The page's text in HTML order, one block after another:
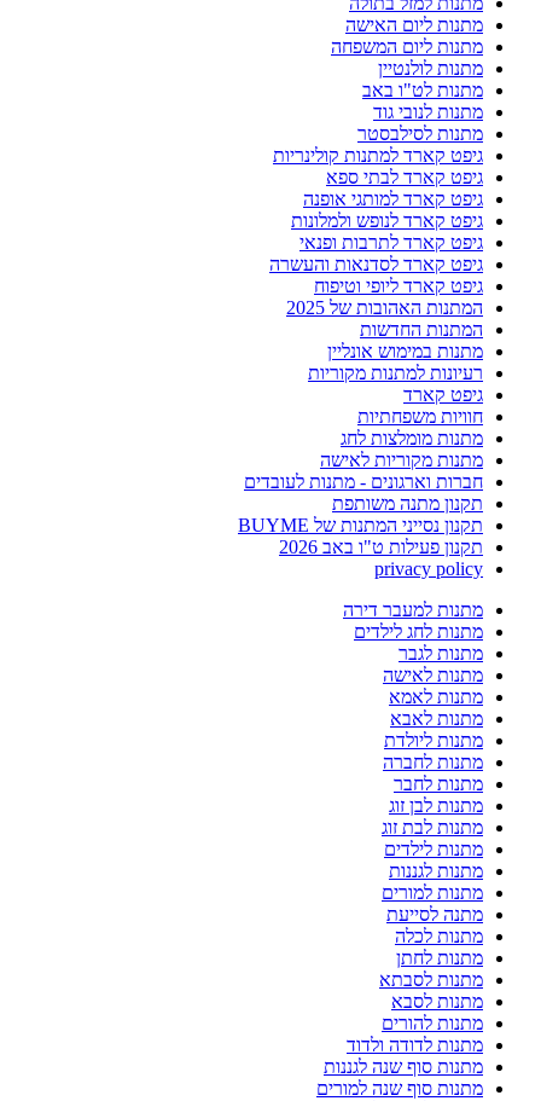
מתנות ליום האישה
מתנות ליום המשפחה
מתנות לולנטיין
מתנות לט"ו באב
מתנות לנובי גוד
מתנות לסילבסטר
גיפט קארד למתנות קולינריות
גיפט קארד לבתי ספא
גיפט קארד למותגי אופנה
גיפט קארד לנופש ולמלונות
גיפט קארד לתרבות ופנאי
גיפט קארד לסדנאות והעשרה
גיפט קארד ליופי וטיפוח
המתנות האהובות של 2025
המתנות החדשות
מתנות במימוש אונליין
רעיונות למתנות מקוריות
גיפט קארד
חוויות משפחתיות
מתנות מומלצות לחג
מתנות מקוריות לאישה
חברות וארגונים - מתנות לעובדים
תקנון מתנה משותפת
תקנון נסייני המתנות של BUYME
תקנון פעילות ט"ו באב 2026
privacy policy
מתנות למעבר דירה
מתנות לחג לילדים
מתנות לגבר
מתנות לאישה
מתנות לאמא
מתנות לאבא
מתנות ליולדת
מתנות לחברה
מתנות לחבר
מתנות לבן זוג
מתנות לבת זוג
מתנות לילדים
מתנות לגננות
מתנות למורים
מתנה לסייעת
מתנות לכלה
מתנות לחתן
מתנות לסבתא
מתנות לסבא
מתנות להורים
מתנות לדודה ולדוד
מתנות סוף שנה לגננות
מתנות סוף שנה למורים